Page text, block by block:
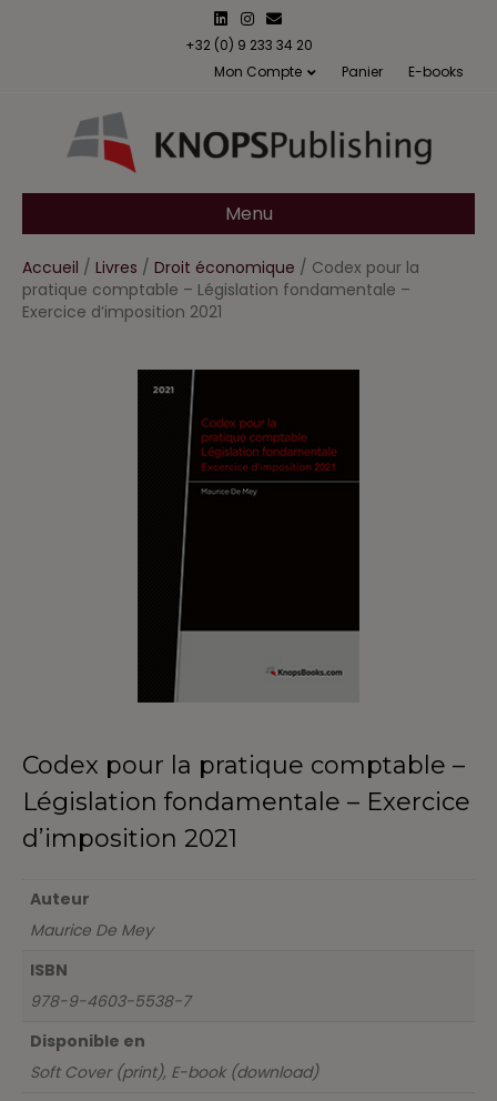
n
n
s
a
m
m
a
l
+32 (0) 9 233 34 20
Mon Compte
Panier E-books
Menu
Accueil / Livres / Droit économique / Codex pour la
pratique comptable – Législation fondamentale –
Exercice d’imposition 2021
Codex pour la pratique comptable –
Législation fondamentale – Exercice
d’imposition 2021
Auteur
Maurice De Mey
ISBN
978-9-4603-5538-7
Disponible en
Soft Cover (print), E-book (download)